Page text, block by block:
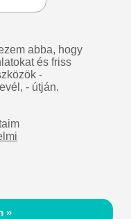
abba, hogy
és friss
-
- útján.
»